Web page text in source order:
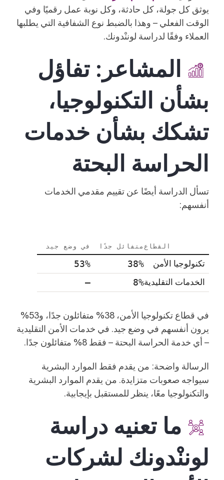
يوثق كل جولة، كل حادثة، وكل نوبة عمل رقميًا وفي
الوقت الفعلي – وهذا بالضبط نوع الشفافية التي يطلبها
العملاء وفقًا لدراسة لوننْدونك.
المشاعر: تفاؤل
بشأن التكنولوجيا،
تشكك بشأن خدمات
الحراسة البحتة
تسأل الدراسة أيضًا عن تقييم مقدمي الخدمات
أنفسهم:
القطاع متفائل جدًا في وضع جيد
تكنولوجيا الأمن 38%
53%
الخدمات التقليدية8%
–
في قطاع تكنولوجيا الأمن، 38% متفائلون جدًا، و53%
يرون أنفسهم في وضع جيد. في خدمات الأمن التقليدية
– أي خدمة الحراسة البحتة – فقط 8% متفائلون جدًا.
الرسالة واضحة: من يقدم فقط الموارد البشرية
سيواجه صعوبات متزايدة. من يقدم الموارد البشرية
والتكنولوجيا معًا، ينظر للمستقبل بإيجابية.
ما تعنيه دراسة
لوننْدونك لشركات